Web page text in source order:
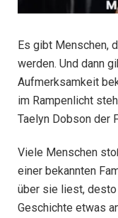
Es gibt Menschen,
werden. Und dann
Aufmerksamkeit
im Rampenlicht
Taelyn Dobson der
Viele Menschen
einer bekannten
über sie liest,
Geschichte etwas